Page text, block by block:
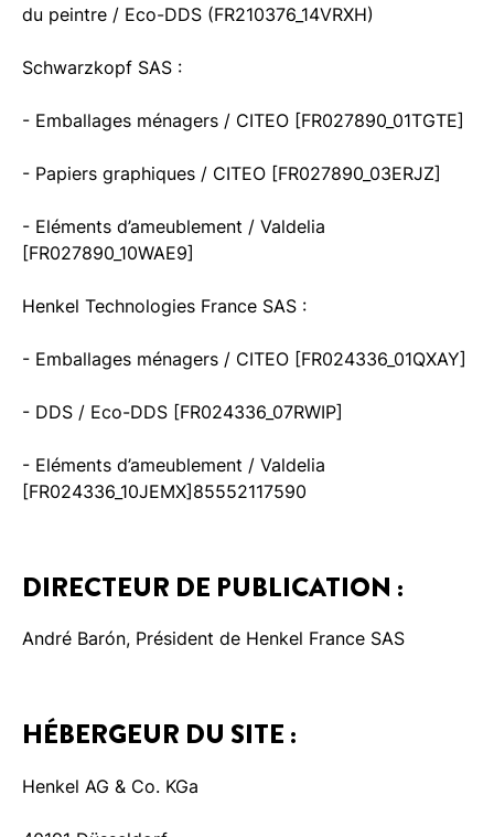
du peintre / Eco-DDS (FR210376_14VRXH)
Schwarzkopf SAS :
- Emballages ménagers / CITEO [FR027890_01TGTE]
- Papiers graphiques / CITEO [FR027890_03ERJZ]
- Eléments d’ameublement / Valdelia
[FR027890_10WAE9]
Henkel Technologies France SAS :
- Emballages ménagers / CITEO [FR024336_01QXAY]
- DDS / Eco-DDS [FR024336_07RWIP]
- Eléments d’ameublement / Valdelia
[FR024336_10JEMX]85552117590
DIRECTEUR DE PUBLICATION :
André Barón, Président de Henkel France SAS
HÉBERGEUR DU SITE :
Henkel AG & Co. KGa